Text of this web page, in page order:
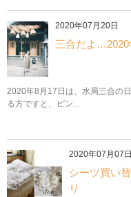
2020年07月20日
三合だよ…2020
2020年8月17日は、水局三合の
る方ですと、ピン...
2020年07月07日
シーツ買い
り